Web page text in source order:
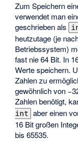
Zum Speichern
verwendet man
geschrieben als
heutzutage (je
Betriebssystem)
fast nie 64 Bit. In
Werte speichern.
Zahlen zu
gewöhnlich von
Zahlen benötigt,
int aber einen
16 Bit großen
bis 65535.